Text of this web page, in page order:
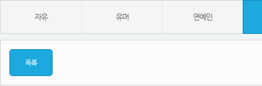
자유 유머 연예인
목록